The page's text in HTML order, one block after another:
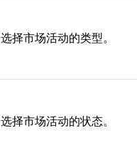
选择市场活动的类型。
选择市场活动的状态。